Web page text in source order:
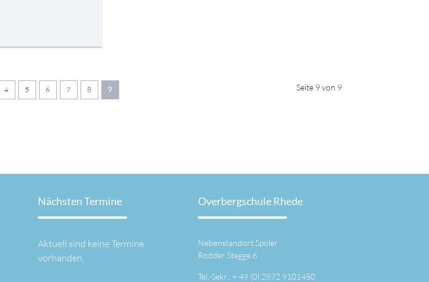
Seite 9 von 9
4 5 6 7 8 9
Nächsten Termine
Aktuell sind keine Termine
vorhanden.
Overbergschule Rhede
Nebenstandort Spoler
Rodder Stegge 6
Tel.-Sekr.: +49 (0) 2872 9101450